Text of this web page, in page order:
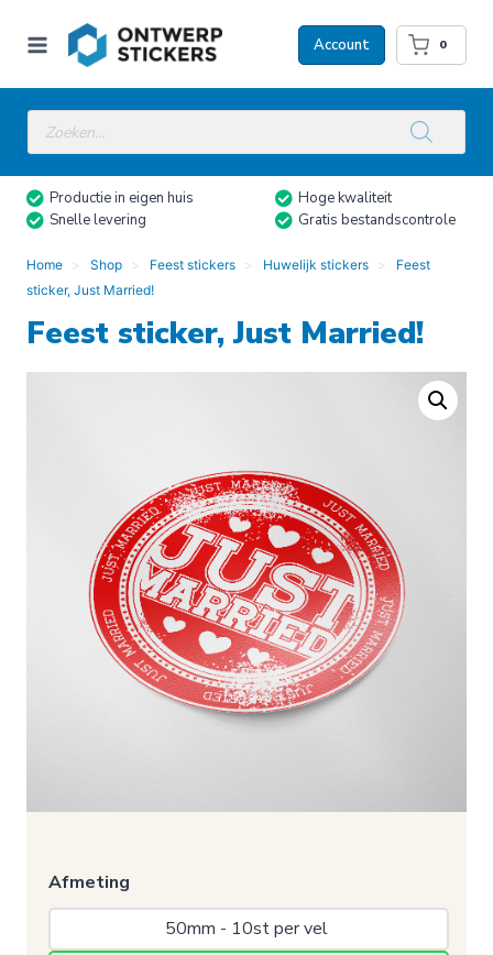
naar
Account 0
Producten
zoeken
Productie in eigen huis
Hoge kwaliteit
Snelle levering
Gratis bestandscontrole
Home Shop Feest stickers Huwelijk stickers
Feest
sticker, Just Married!
Feest sticker, Just Married!
Afmeting
50mm - 10st per vel